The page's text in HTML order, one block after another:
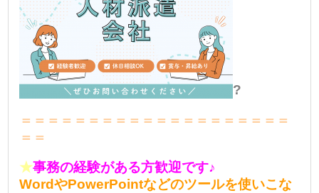
?
＝＝＝＝＝＝＝＝＝＝＝＝＝＝＝＝＝＝＝＝
＝＝
★事務の経験がある方歓迎です♪
WordやPowerPointなどのツールを使いこな